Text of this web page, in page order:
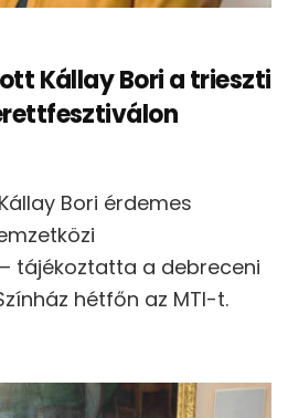
Kállay Bori a trieszti
Bori érdemes
tájékoztatta a debreceni
hétfőn az MTI-t.